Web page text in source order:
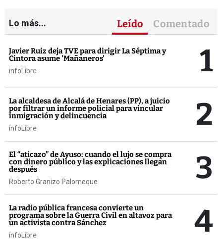
Lo más... Leído Comentado
Javier Ruiz deja TVE para dirigir La Séptima y
Cintora asume 'Mañaneros'
infoLibre 1
La alcaldesa de Alcalá de Henares (PP), a juicio
por filtrar un informe policial para vincular
inmigración y delincuencia
infoLibre 2
El “aticazo” de Ayuso: cuando el lujo se compra
con dinero público y las explicaciones llegan
después
Roberto Granizo Palomeque 3
La radio pública francesa convierte un
programa sobre la Guerra Civil en altavoz para
un activista contra Sánchez
infoLibre 4